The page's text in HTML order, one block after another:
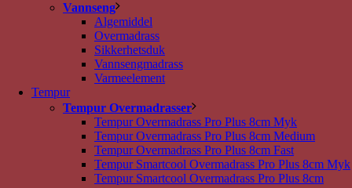
Vannseng
Algemiddel
Overmadrass
Sikkerhetsduk
Vannsengmadrass
Varmeelement
Tempur
Tempur Overmadrasser
Tempur Overmadrass Pro Plus 8cm Myk
Tempur Overmadrass Pro Plus 8cm Medium
Tempur Overmadrass Pro Plus 8cm Fast
Tempur Smartcool Overmadrass Pro Plus 8cm Myk
Tempur Smartcool Overmadrass Pro Plus 8cm